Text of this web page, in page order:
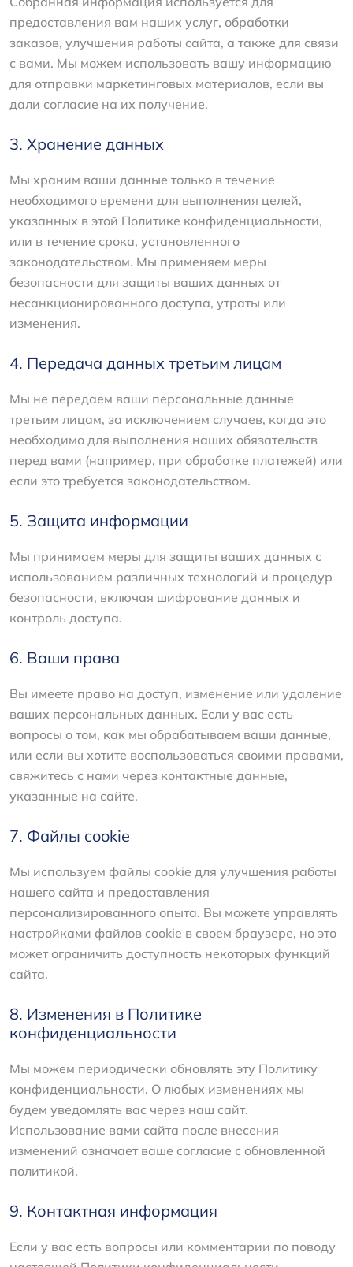
предоставления вам наших услуг, обработки
заказов, улучшения работы сайта, а также для связи
с вами. Мы можем использовать вашу информацию
для отправки маркетинговых материалов, если вы
дали согласие на их получение.
3. Хранение данных
Мы храним ваши данные только в течение
необходимого времени для выполнения целей,
указанных в этой Политике конфиденциальности,
или в течение срока, установленного
законодательством. Мы применяем меры
безопасности для защиты ваших данных от
несанкционированного доступа, утраты или
изменения.
4. Передача данных третьим лицам
Мы не передаем ваши персональные данные
третьим лицам, за исключением случаев, когда это
необходимо для выполнения наших обязательств
перед вами (например, при обработке платежей) или
если это требуется законодательством.
5. Защита информации
Мы принимаем меры для защиты ваших данных с
использованием различных технологий и процедур
безопасности, включая шифрование данных и
контроль доступа.
6. Ваши права
Вы имеете право на доступ, изменение или удаление
ваших персональных данных. Если у вас есть
вопросы о том, как мы обрабатываем ваши данные,
или если вы хотите воспользоваться своими правами,
свяжитесь с нами через контактные данные,
указанные на сайте.
7. Файлы cookie
Мы используем файлы cookie для улучшения работы
нашего сайта и предоставления
персонализированного опыта. Вы можете управлять
настройками файлов cookie в своем браузере, но это
может ограничить доступность некоторых функций
сайта.
8. Изменения в Политике
конфиденциальности
Мы можем периодически обновлять эту Политику
конфиденциальности. О любых изменениях мы
будем уведомлять вас через наш сайт.
Использование вами сайта после внесения
изменений означает ваше согласие с обновленной
политикой.
9. Контактная информация
Если у вас есть вопросы или комментарии по поводу